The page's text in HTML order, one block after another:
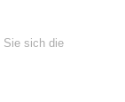
Sie sich die